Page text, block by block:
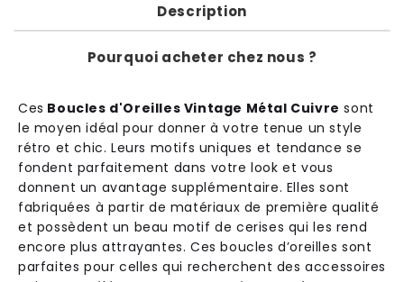
Description
Pourquoi acheter chez nous ?
Ces Boucles d'Oreilles Vintage Métal Cuivre sont
le moyen idéal pour donner à votre tenue un style
rétro et chic. Leurs motifs uniques et tendance se
fondent parfaitement dans votre look et vous
donnent un avantage supplémentaire. Elles sont
fabriquées à partir de matériaux de première qualité
et possèdent un beau motif de cerises qui les rend
encore plus attrayantes. Ces boucles d’oreilles sont
parfaites pour celles qui recherchent des accessoires